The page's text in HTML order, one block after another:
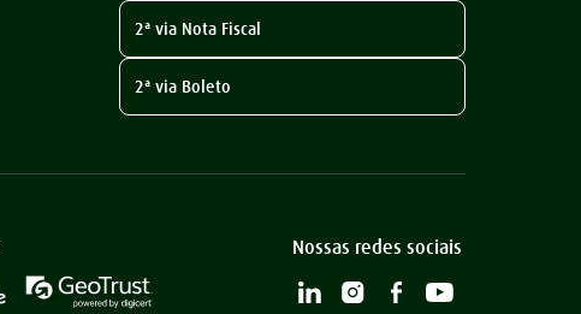
2ª via Nota Fiscal
2ª via Boleto
Nossas redes sociais